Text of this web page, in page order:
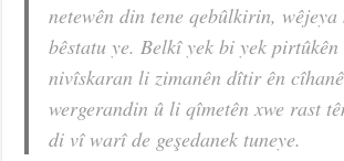
netewên din tene qebûlkirin,
bêstatu ye. Belkî yek bi yek pirtûkên
nivîskaran li zimanên dîtir ên
wergerandin û li qîmetên xwe rast
di vî warî de geşedanek tuneye.